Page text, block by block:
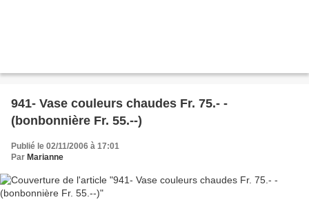
941- Vase couleurs chaudes Fr. 75.- -
(bonbonnière Fr. 55.--)
Publié le 02/11/2006 à 17:01
Par Marianne